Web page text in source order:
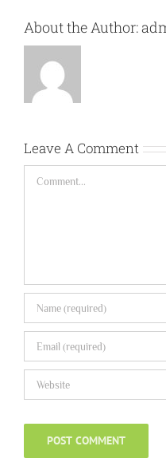
About the Author:
Leave A Comment
Comment